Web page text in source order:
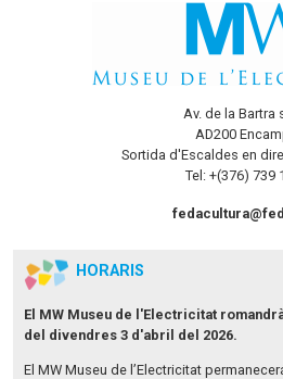
Av. de la Bartra
AD200
Sortida d'Escaldes en
Tel: +(376) 739
HORARIS
El MW Museu de l'Electricitat
del divendres 3 d'abril del 2026.
El MW Museu de l’Electricitat